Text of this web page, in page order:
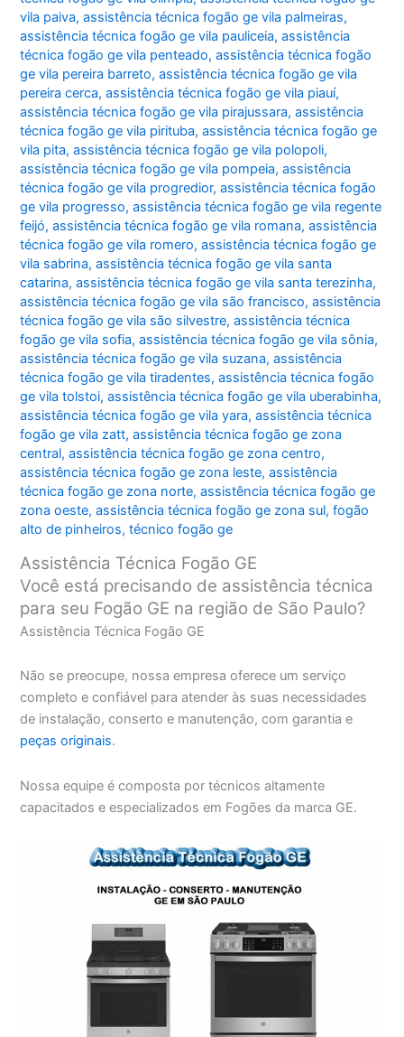
vila paiva,assistência técnica fogão ge vila palmeiras,
assistência técnica fogão ge vila pauliceia,assistência
técnica fogão ge vila penteado,assistência técnica fogão
ge vila pereira barreto,assistência técnica fogão ge vila
pereira cerca,assistência técnica fogão ge vila piauí,
assistência técnica fogão ge vila pirajussara,assistência
técnica fogão ge vila pirituba,assistência técnica fogão ge
vila pita,assistência técnica fogão ge vila polopoli,
assistência técnica fogão ge vila pompeia,assistência
técnica fogão ge vila progredior,assistência técnica fogão
ge vila progresso,assistência técnica fogão ge vila regente
feijó,assistência técnica fogão ge vila romana,assistência
técnica fogão ge vila romero,assistência técnica fogão ge
vila sabrina,assistência técnica fogão ge vila santa
catarina,assistência técnica fogão ge vila santa terezinha,
assistência técnica fogão ge vila são francisco,assistência
técnica fogão ge vila são silvestre,assistência técnica
fogão ge vila sofia,assistência técnica fogão ge vila sônia,
assistência técnica fogão ge vila suzana,assistência
técnica fogão ge vila tiradentes,assistência técnica fogão
ge vila tolstoi,assistência técnica fogão ge vila uberabinha,
assistência técnica fogão ge vila yara,assistência técnica
fogão ge vila zatt,assistência técnica fogão ge zona
central,assistência técnica fogão ge zona centro,
assistência técnica fogão ge zona leste,assistência
técnica fogão ge zona norte,assistência técnica fogão ge
zona oeste,assistência técnica fogão ge zona sul,fogão
alto de pinheiros,técnico fogão ge
Assistência Técnica Fogão GE
Você está precisando de assistência técnica
para seu Fogão GE na região de São Paulo?
Assistência Técnica Fogão GE
Não se preocupe, nossa empresa oferece um serviço
completo e confiável para atender às suas necessidades
de instalação, conserto e manutenção, com garantia e
peças originais.
Nossa equipe é composta por técnicos altamente
capacitados e especializados em Fogões da marca GE.